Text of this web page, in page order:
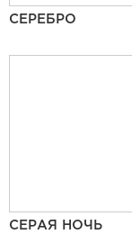
СЕРЕБРО
СЕРАЯ НОЧЬ